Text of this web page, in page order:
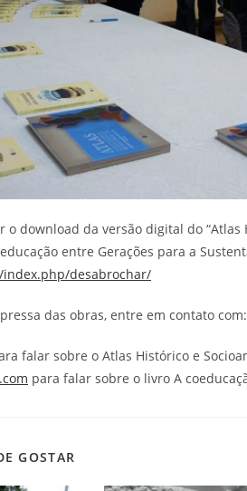
o download da versão digital do
entre Gerações para a
desabrochar/
das obras, entre em contato com:
falar sobre o Atlas Histórico e
para falar sobre o livro A
GOSTAR